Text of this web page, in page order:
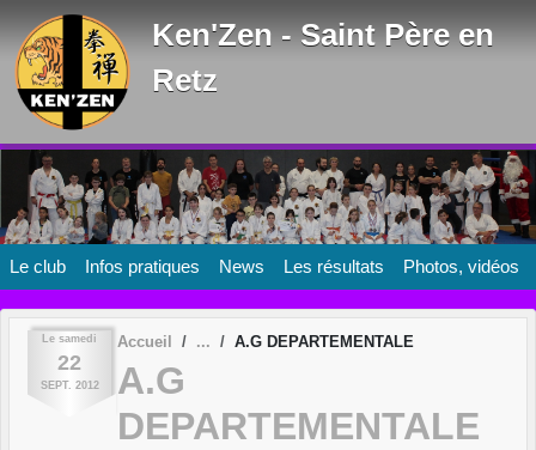
Ken'Zen - Saint Père en
Retz
Le club Infos pratiques News Les résultats Photos, vidéos
Le samedi
22
SEPT. 2012
Accueil A.G DEPARTEMENTALE
A.G
DEPARTEMENTALE
Panneau de gestion des cookies